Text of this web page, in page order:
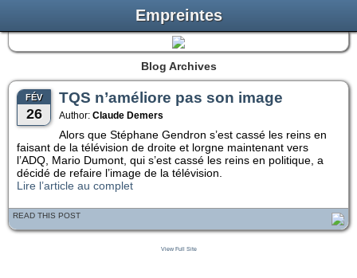
Empreintes
Blog Archives
FÉV
26
TQS n’améliore pas son image
Author: Claude Demers
Alors que Stéphane Gendron s’est cassé les reins en
faisant de la télévision de droite et lorgne maintenant vers
l’ADQ, Mario Dumont, qui s’est cassé les reins en politique, a
décidé de refaire l’image de la télévision.
Lire l’article au complet
READ THIS POST
View Full Site